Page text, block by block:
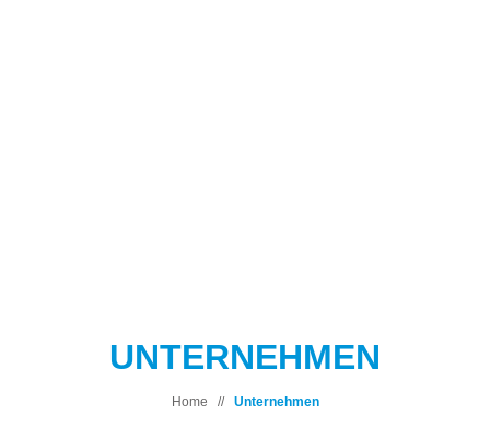
UNTERNEHMEN
Home // Unternehmen